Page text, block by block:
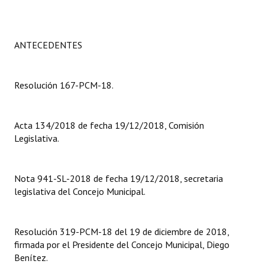
Constitución Provincial
Digesto
Organigrama
Informes de Gestión
Dictámenes Asesoría Letrada
ANTECEDENTES
Resolución 167-PCM-18.
Acta 134/2018 de fecha 19/12/2018, Comisión
Legislativa.
Nota 941-SL-2018 de fecha 19/12/2018, secretaria
legislativa del Concejo Municipal.
Resolución 319-PCM-18 del 19 de diciembre de 2018,
firmada por el Presidente del Concejo Municipal, Diego
Benítez.